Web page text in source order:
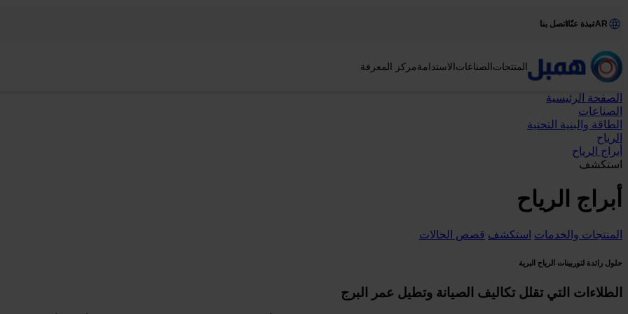
AR نبذة عنّا اتصل بنا
المنتجات الصناعات الاستدامة مركز المعرفة
الصفحة الرئيسية
الصناعات
الطاقة والبنية التحتية
الرياح
أبراج الرياح
استكشف
أبراج الرياح
المنتجات والخدمات استكشف قصص الحالات
حلول رائدة لتوربينات الرياح البرية
الطلاءات التي تقلل تكاليف الصيانة وتطيل عمر البرج